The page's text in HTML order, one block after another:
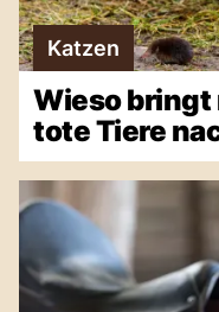
Katzen
Wieso
tote Tiere